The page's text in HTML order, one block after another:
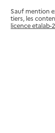
Sauf mention
tiers, les
licence etalab-